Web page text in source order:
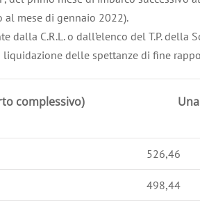
al mese di gennaio 2022).
C.R.L. o dall’elenco del T.P. della
delle spettanze di fine
complessivo)
526,46
498,44